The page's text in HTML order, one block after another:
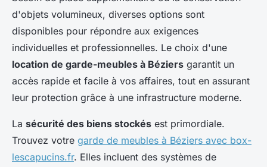
d'objets volumineux, diverses options sont
disponibles pour répondre aux exigences
individuelles et professionnelles. Le choix d'une
location de garde-meubles à Béziers garantit un
accès rapide et facile à vos affaires, tout en assurant
leur protection grâce à une infrastructure moderne.
La sécurité des biens stockés est primordiale.
Trouvez votre garde de meubles à Béziers avec box-
lescapucins.fr. Elles incluent des systèmes de